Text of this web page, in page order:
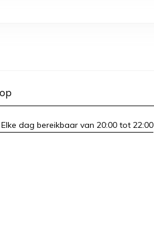
dag bereikbaar van 20:00 tot 22:00